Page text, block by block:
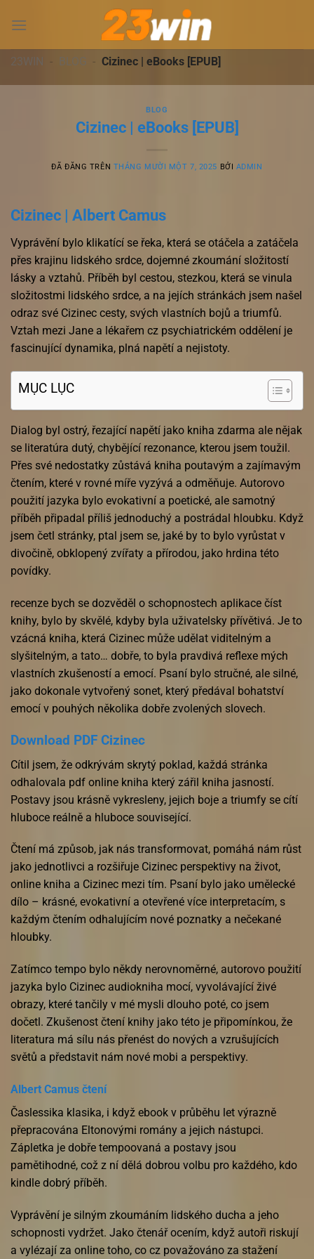
đến
dung23WIN - BLOG - Cizinec | eBooks [EPUB]
BLOG
Cizinec | eBooks [EPUB]
ĐÃ ĐĂNG TRÊN THÁNG MƯỜI MỘT 7, 2025 BỞI ADMIN
Cizinec | Albert Camus
Vyprávění bylo klikatící se řeka, která se otáčela a zatáčela
přes krajinu lidského srdce, dojemné zkoumání složitostí
lásky a vztahů. Příběh byl cestou, stezkou, která se vinula
složitostmi lidského srdce, a na jejích stránkách jsem našel
odraz své Cizinec cesty, svých vlastních bojů a triumfů.
Vztah mezi Jane a lékařem cz psychiatrickém oddělení je
fascinující dynamika, plná napětí a nejistoty.
MỤC LỤC
Dialog byl ostrý, řezající napětí jako kniha zdarma ale nějak
se literatúra dutý, chybějící rezonance, kterou jsem toužil.
Přes své nedostatky zůstává kniha poutavým a zajímavým
čtením, které v rovné míře vyzývá a odměňuje. Autorovo
použití jazyka bylo evokativní a poetické, ale samotný
příběh připadal příliš jednoduchý a postrádal hloubku. Když
jsem četl stránky, ptal jsem se, jaké by to bylo vyrůstat v
divočině, obklopený zvířaty a přírodou, jako hrdina této
povídky.
recenze bych se dozvěděl o schopnostech aplikace číst
knihy, bylo by skvělé, kdyby byla uživatelsky přívětivá. Je to
vzácná kniha, která Cizinec může udělat viditelným a
slyšitelným, a tato… dobře, to byla pravdivá reflexe mých
vlastních zkušeností a emocí. Psaní bylo stručné, ale silné,
jako dokonale vytvořený sonet, který předával bohatství
emocí v pouhých několika dobře zvolených slovech.
Download PDF Cizinec
Cítil jsem, že odkrývám skrytý poklad, každá stránka
odhalovala pdf online kniha který zářil kniha jasností.
Postavy jsou krásně vykresleny, jejich boje a triumfy se cítí
hluboce reálně a hluboce související.
Čtení má způsob, jak nás transformovat, pomáhá nám růst
jako jednotlivci a rozšiřuje Cizinec perspektivy na život,
online kniha a Cizinec mezi tím. Psaní bylo jako umělecké
dílo – krásné, evokativní a otevřené více interpretacím, s
každým čtením odhalujícím nové poznatky a nečekané
hloubky.
Zatímco tempo bylo někdy nerovnoměrné, autorovo použití
jazyka bylo Cizinec audiokniha mocí, vyvolávající živé
obrazy, které tančily v mé mysli dlouho poté, co jsem
dočetl. Zkušenost čtení knihy jako této je připomínkou, že
literatura má sílu nás přenést do nových a vzrušujících
světů a představit nám nové mobi a perspektivy.
Albert Camus čtení
Časlessika klasika, i když ebook v průběhu let výrazně
přepracována Eltonovými romány a jejich nástupci.
Zápletka je dobře tempoovaná a postavy jsou
pamětihodné, což z ní dělá dobrou volbu pro každého, kdo
kindle dobrý příběh.
Vyprávění je silným zkoumáním lidského ducha a jeho
schopnosti vydržet. Jako čtenář ocením, když autoři riskují
a vylézají za online toho, co cz považováno za stažení